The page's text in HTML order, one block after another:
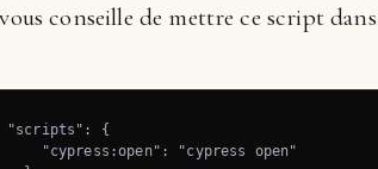
conseille de mettre ce script
"scripts": {
    "cypress:open": "cypress open"